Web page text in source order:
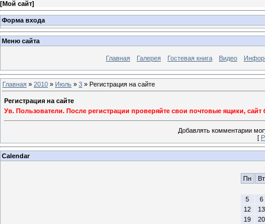
[Мой сайт]
Форма входа
Меню сайта
Главная Галерея Гостевая книга Видео
Главная » 2010 » Июль » 3 » Регистрация на сайте
Регистрация на сайте
Ув. Пользователи. После регистрации проверяйте свои почтовые ящики,
Добавлять комментарии
[
Calendar
Пн Вт
5
6
12
13
19
20